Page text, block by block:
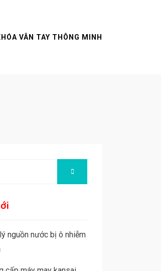
VÂN TAY THÔNG MINH
SEARCH
nguồn nước bị ô nhiễm